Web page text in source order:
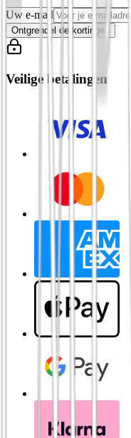
Uw e-mail
Ontgrendel de kortingen
Veilige betalingen